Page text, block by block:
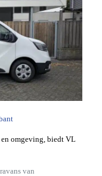
omgeving, biedt VL
van